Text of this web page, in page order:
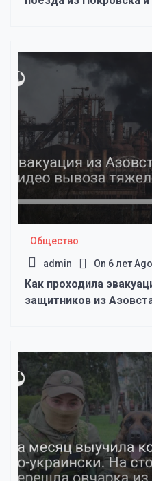
Общество
admin On 6 лет Ago
Как проходила
защитников из